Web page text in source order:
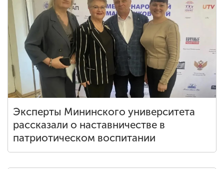
Эксперты Мининского университета
рассказали о наставничестве в
патриотическом воспитании